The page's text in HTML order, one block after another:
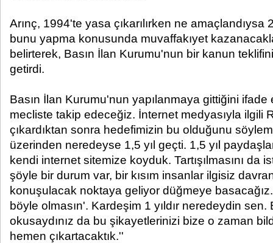
Arınç, 1994'te yasa çıkarılırken ne amaçlandıysa
bunu yapma konusunda muvaffakıyet
belirterek, Basın İlan Kurumu'nun bir kanun
getirdi.
Basın İlan Kurumu'nun yapılanmaya gittiğini ifade
mecliste takip edeceğiz. İnternet medyasıyla ilgili
çıkardıktan sonra hedefimizin bu olduğunu
üzerinden neredeyse 1,5 yıl geçti. 1,5 yıl
kendi internet sitemize koyduk. Tartışılmasını da
şöyle bir durum var, bir kısım insanlar ilgisiz
konuşulacak noktaya geliyor düğmeye
böyle olmasın'. Kardeşim 1 yıldır neredeydin
okusaydınız da bu şikayetlerinizi bize o zaman
hemen çıkartacaktık.''